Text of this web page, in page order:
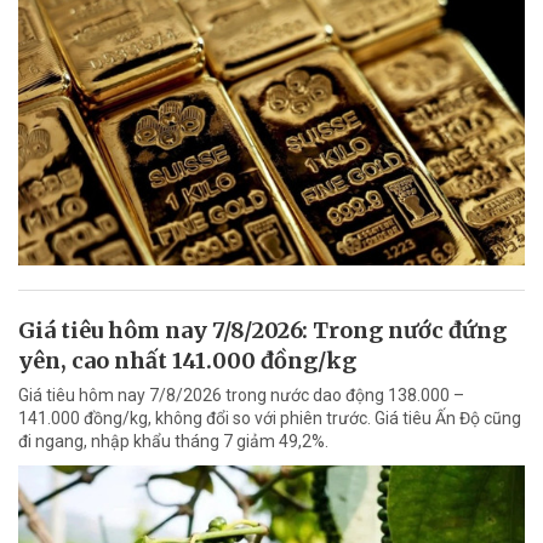
Giá tiêu hôm nay 7/8/2026: Trong nước đứng
yên, cao nhất 141.000 đồng/kg
Giá tiêu hôm nay 7/8/2026 trong nước dao động 138.000 –
141.000 đồng/kg, không đổi so với phiên trước. Giá tiêu Ấn Độ cũng
đi ngang, nhập khẩu tháng 7 giảm 49,2%.